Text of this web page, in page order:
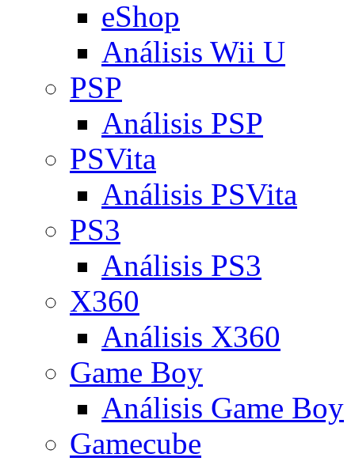
eShop
Análisis Wii U
PSP
Análisis PSP
PSVita
Análisis PSVita
PS3
Análisis PS3
X360
Análisis X360
Game Boy
Análisis Game Boy
Gamecube